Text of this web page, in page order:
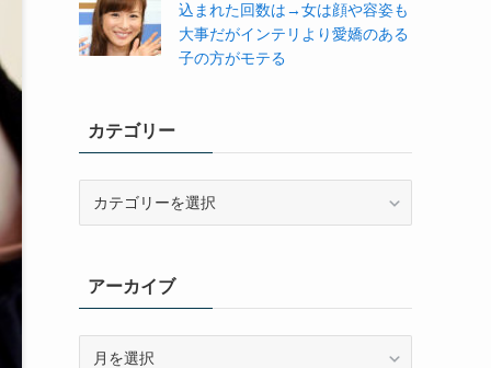
込まれた回数は→女は顔や容姿も
大事だがインテリより愛嬌のある
子の方がモテる
カテゴリー
ーアーカイブ